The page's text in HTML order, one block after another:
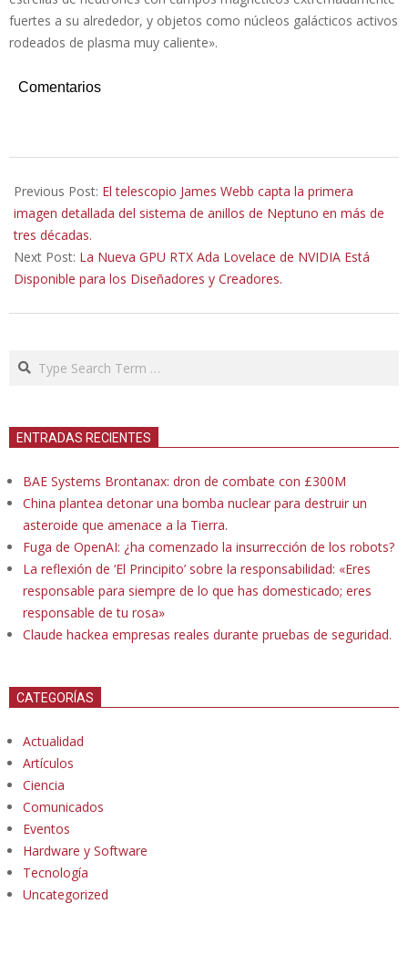
fuertes a su alrededor, y objetos como núcleos galácticos activos
rodeados de plasma muy caliente».
Comentarios
09-
22
Previous Post: El telescopio James Webb capta la primera
imagen detallada del sistema de anillos de Neptuno en más de
tres décadas.
Next Post: La Nueva GPU RTX Ada Lovelace de NVIDIA Está
Disponible para los Diseñadores y Creadores.
Search
ENTRADAS RECIENTES
BAE Systems Brontanax: dron de combate con £300M
China plantea detonar una bomba nuclear para destruir un
asteroide que amenace a la Tierra.
Fuga de OpenAI: ¿ha comenzado la insurrección de los robots?
La reflexión de ‘El Principito’ sobre la responsabilidad: «Eres
responsable para siempre de lo que has domesticado; eres
responsable de tu rosa»
Claude hackea empresas reales durante pruebas de seguridad.
CATEGORÍAS
Actualidad
Artículos
Ciencia
Comunicados
Eventos
Hardware y Software
Tecnología
Uncategorized